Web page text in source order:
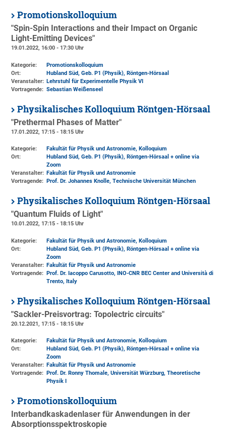
Promotionskolloquium
"Spin-Spin Interactions and their Impact on Organic
Light-Emitting Devices"
19.01.2022, 16:00 - 17:30 Uhr
Kategorie:
Promotionskolloquium
Ort:
Hubland Süd, Geb. P1 (Physik), Röntgen-Hörsaal
Veranstalter: Lehrstuhl für Experimentelle Physik VI
Vortragende: Sebastian Weißenseel
Physikalisches Kolloquium Röntgen-Hörsaal
"Prethermal Phases of Matter"
17.01.2022, 17:15 - 18:15 Uhr
Kategorie:
Fakultät für Physik und Astronomie, Kolloquium
Ort:
Hubland Süd, Geb. P1 (Physik), Röntgen-Hörsaal + online via
Zoom
Veranstalter: Fakultät für Physik und Astronomie
Vortragende:
Prof. Dr. Johannes Knolle, Technische Universität München
Physikalisches Kolloquium Röntgen-Hörsaal
"Quantum Fluids of Light"
10.01.2022, 17:15 - 18:15 Uhr
Kategorie:
Fakultät für Physik und Astronomie, Kolloquium
Ort:
Hubland Süd, Geb. P1 (Physik), Röntgen-Hörsaal + online via
Zoom
Veranstalter: Fakultät für Physik und Astronomie
Vortragende: Prof. Dr. Iacoppo Carusotto, INO-CNR BEC Center and Università di
Trento, Italy
Physikalisches Kolloquium Röntgen-Hörsaal
"Sackler-Preisvortrag: Topolectric circuits"
20.12.2021, 17:15 - 18:15 Uhr
Kategorie:
Fakultät für Physik und Astronomie, Kolloquium
Ort:
Hubland Süd, Geb. P1 (Physik), Röntgen-Hörsaal + online via
Zoom
Veranstalter: Fakultät für Physik und Astronomie
Vortragende:
Prof. Dr. Ronny Thomale, Universität Würzburg, Theoretische
Physik I
Promotionskolloquium
Interbandkaskadenlaser für Anwendungen in der
Absorptionsspektroskopie